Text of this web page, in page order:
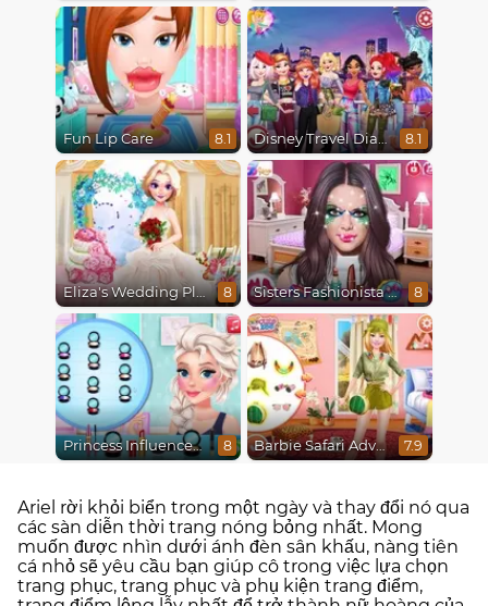
Fun Lip Care 8.1 Disney Travel Diaries: City Break 8.1
Eliza's Wedding Planner 8 Sisters Fashionista Makeup 8
Princess Influencer Winter Wonderland 8 Barbie Safari Adventure 7.9
Ariel rời khỏi biển trong một ngày và thay đổi nó qua
các sàn diễn thời trang nóng bỏng nhất. Mong
muốn được nhìn dưới ánh đèn sân khấu, nàng tiên
cá nhỏ sẽ yêu cầu bạn giúp cô trong việc lựa chọn
trang phục, trang phục và phụ kiện trang điểm,